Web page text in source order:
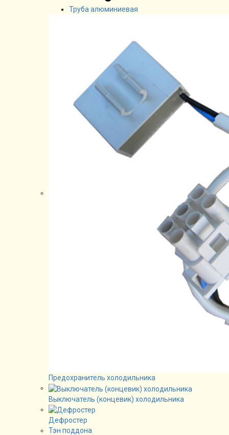
Труба алюминиевая
Предохранитель холодильника
Выключатель (концевик) холодильника
Дефростер
Тэн поддона